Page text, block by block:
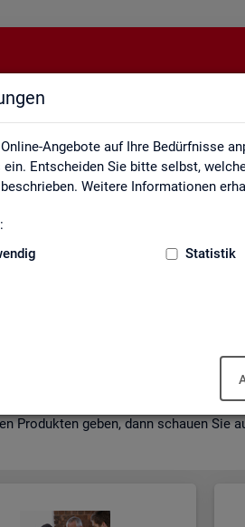
Angebote auf Ihre Bedürfnisse
Entscheiden Sie bitte selbst,
Weitere Informationen
Statistik
Ser­vice
Pro­duk­ten und Son­der­aus­wer­tung
Pro­duk­ten geben, dann schau­en